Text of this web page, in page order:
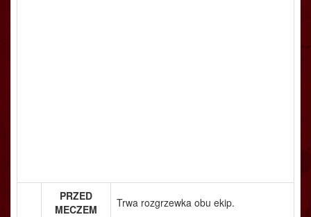
PRZED
MECZEM
Trwa rozgrzewka obu ekip.